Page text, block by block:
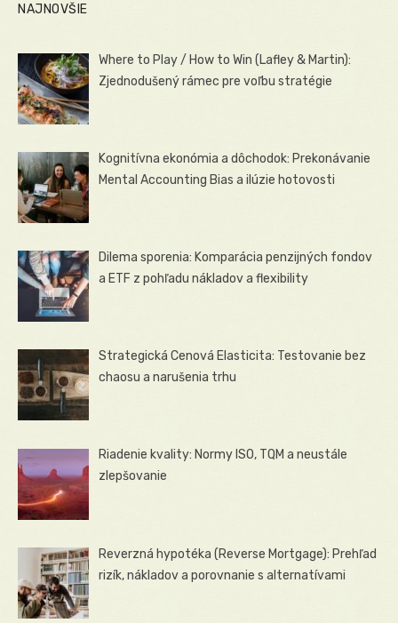
NAJNOVŠIE
Where to Play / How to Win (Lafley & Martin):
Zjednodušený rámec pre voľbu stratégie
Kognitívna ekonómia a dôchodok: Prekonávanie
Mental Accounting Bias a ilúzie hotovosti
Dilema sporenia: Komparácia penzijných fondov
a ETF z pohľadu nákladov a flexibility
Strategická Cenová Elasticita: Testovanie bez
chaosu a narušenia trhu
Riadenie kvality: Normy ISO, TQM a neustále
zlepšovanie
Reverzná hypotéka (Reverse Mortgage): Prehľad
rizík, nákladov a porovnanie s alternatívami